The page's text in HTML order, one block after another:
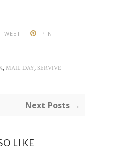
TWEET
PIN
, MAIL DAY, SERVIVE
Next Posts →
LIKE